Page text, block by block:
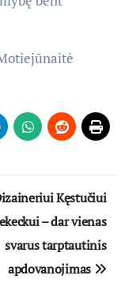
Kęstučiui
– dar vienas
svarus tarptautinis
apdovanojimas